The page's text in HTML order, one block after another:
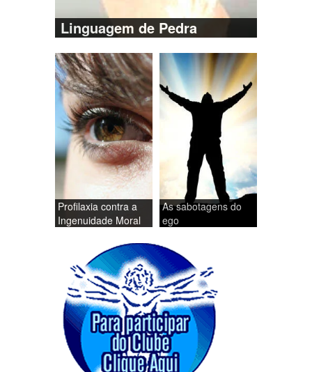
Linguagem de Pedra
Profilaxia contra a
Ingenuidade Moral
As sabotagens do
ego